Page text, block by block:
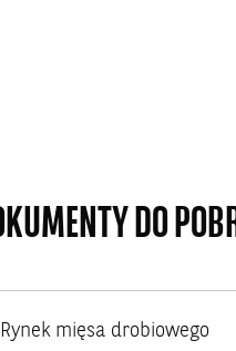
DO
Rynek mięsa drobiowego